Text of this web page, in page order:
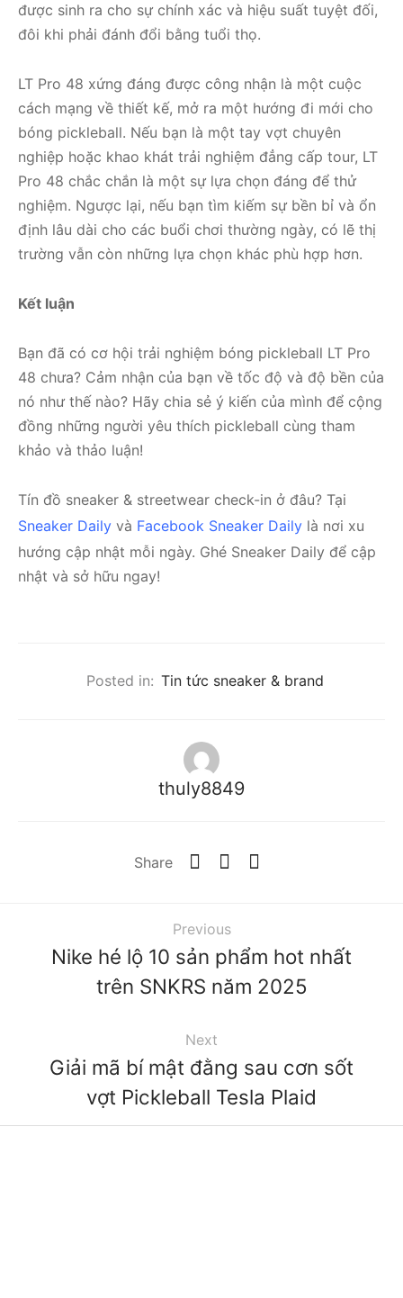
được sinh ra cho sự chính xác và hiệu suất tuyệt đối,
đôi khi phải đánh đổi bằng tuổi thọ.
LT Pro 48 xứng đáng được công nhận là một cuộc
cách mạng về thiết kế, mở ra một hướng đi mới cho
bóng pickleball. Nếu bạn là một tay vợt chuyên
nghiệp hoặc khao khát trải nghiệm đẳng cấp tour, LT
Pro 48 chắc chắn là một sự lựa chọn đáng để thử
nghiệm. Ngược lại, nếu bạn tìm kiếm sự bền bỉ và ổn
định lâu dài cho các buổi chơi thường ngày, có lẽ thị
trường vẫn còn những lựa chọn khác phù hợp hơn.
Kết luận
Bạn đã có cơ hội trải nghiệm bóng pickleball LT Pro
48 chưa? Cảm nhận của bạn về tốc độ và độ bền của
nó như thế nào? Hãy chia sẻ ý kiến của mình để cộng
đồng những người yêu thích pickleball cùng tham
khảo và thảo luận!
Tín đồ sneaker & streetwear check-in ở đâu? Tại
Sneaker Daily và Facebook Sneaker Daily là nơi xu
hướng cập nhật mỗi ngày. Ghé Sneaker Daily để cập
nhật và sở hữu ngay!
Posted in: Tin tức sneaker & brand
thuly8849
Share
Previous
Nike hé lộ 10 sản phẩm hot nhất
trên SNKRS năm 2025
Next
Giải mã bí mật đằng sau cơn sốt
vợt Pickleball Tesla Plaid